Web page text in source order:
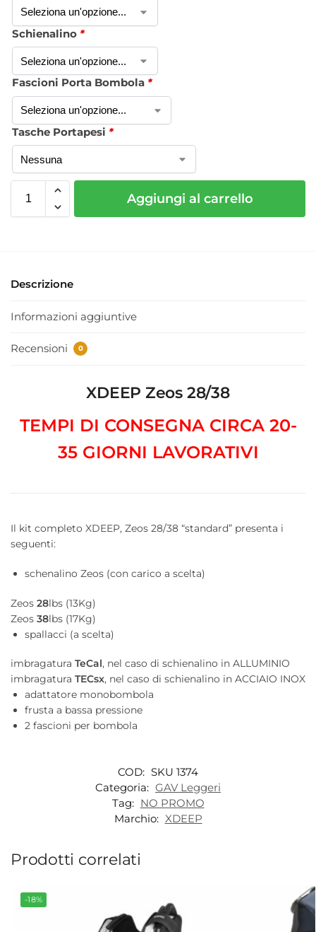
Schienalino *
Fascioni Porta Bombola *
Tasche Portapesi *
Aggiungi al carrello
Descrizione
Informazioni aggiuntive
Recensioni 0
XDEEP Zeos 28/38
TEMPI DI CONSEGNA CIRCA 20-
35 GIORNI LAVORATIVI
Il kit completo XDEEP, Zeos 28/38 “standard” presenta i
seguenti:
schenalino Zeos (con carico a scelta)
Zeos 28lbs (13Kg)
Zeos 38lbs (17Kg)
spallacci (a scelta)
imbragatura TeCal, nel caso di schienalino in ALLUMINIO
imbragatura TECsx, nel caso di schienalino in ACCIAIO INOX
adattatore monobombola
frusta a bassa pressione
2 fascioni per bombola
COD: SKU 1374
Categoria: GAV Leggeri
Tag: NO PROMO
Marchio: XDEEP
Prodotti correlati
-18%